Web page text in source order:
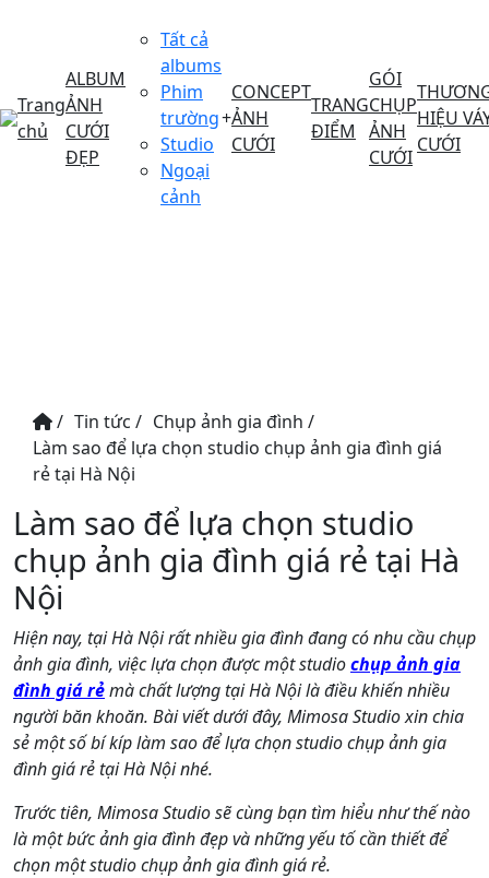
Trang
chủ
ALBUM
ẢNH
CƯỚI
ĐẸP
Tất cả
albums
Phim
trường
Studio
Ngoại
cảnh
+
CONCEPT
ẢNH
CƯỚI
TRANG
ĐIỂM
GÓI
CHỤP
ẢNH
CƯỚI
HIỆU
CƯỚI
/ Tin tức / Chụp ảnh gia đình /
Làm sao để lựa chọn studio chụp ảnh gia đình giá
rẻ tại Hà Nội
Làm sao để lựa chọn studio
chụp ảnh gia đình giá rẻ tại Hà
Nội
Hiện nay, tại Hà Nội rất nhiều gia đình đang có nhu cầu chụp
ảnh gia đình, việc lựa chọn được mộtstudiochụp ảnh gia
đình giá rẻmà chất lượng tại Hà Nộilà điều khiến nhiều
người băn khoăn. Bài viết dưới đây, Mimosa Studio xin chia
sẻ một số bí kíp làm sao để lựa chọn studio chụp ảnh gia
đình giá rẻ tại Hà Nội nhé.
Trước tiên, Mimosa Studio sẽ cùng bạn tìm hiểu như thế nào
là một bức ảnh gia đình đẹp và những yếu tố cần thiết để
chọn một studio chụp ảnh gia đình giá rẻ.